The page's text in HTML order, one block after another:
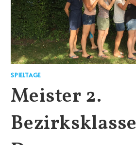
SPIELTAGE
Meister 2.
Bezirksklasse